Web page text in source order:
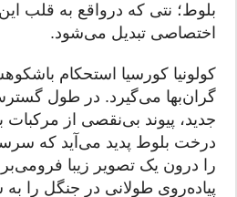
بلوط؛ نتی که درواقع به قلب
اختصاصی تبدیل می‌شود.
کولونیا کورسیا استحکام
گران‌بها می‌گیرد. در طول
جدید، پیوند بی‌نقصی از مرکبات
درخت بلوط پدید می‌آید که
را درون یک تصویر زیبا
پیاده‌روی طولانی در جنگل را